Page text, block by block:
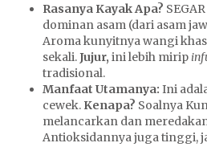
a
t
o
g
e
l
L
Rasanya Kayak Apa?
dominan asam (dari asam
Aroma kunyitnya wangi
sekali.Jujur, ini lebih mirip
tradisional.
Manfaat Utamanya: Ini
cewek. Kenapa? Soalnya
melancarkan dan
Antioksidannya juga tinggi,